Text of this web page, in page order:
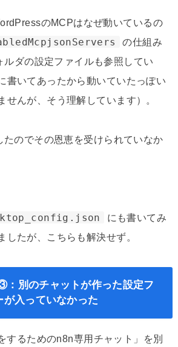
のMCPはなぜ動いているの
の仕組み
ルダの設定ファイルも参照してい
書いてあったから動いていたっぽい
せんが、そう理解しています）。
たのでその恩恵を受けられていなか
にも書いてみ
したが、こちらも解決せず。
：別のチャットが作った設定フ
が入っていなかった
するためのn8n専用チャット」を別